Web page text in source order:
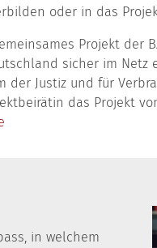
oder in das
Projekt der
sicher im Netz
Justiz und für
das Projekt
in welchem